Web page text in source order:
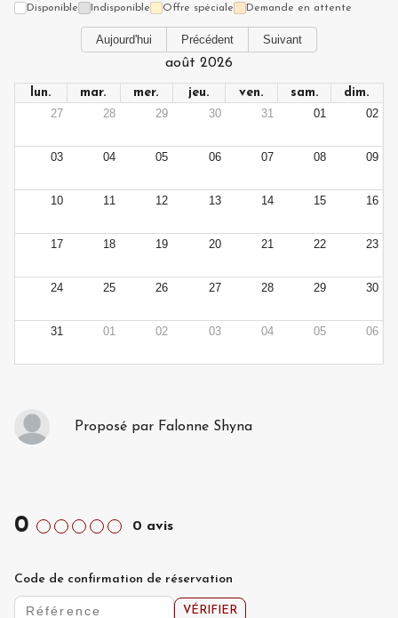
Disponible Indisponible Offre spéciale Demande en attente
Aujourd'hui Précédent Suivant
août 2026
lun. mar. mer. jeu. ven. sam.
dim.
27
28 29 30 31 01 02
03 04 05 06 07 08 09
10 11 12 13 14 15 16
17 18 19 20 21 22 23
24 25 26 27 28 29 30
31 01 02 03 04 05 06
Proposé par Falonne Shyna
0 0 avis
Code de confirmation de réservation
VÉRIFIER